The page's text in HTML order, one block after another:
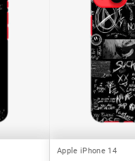
Apple iPhone 14